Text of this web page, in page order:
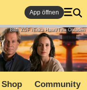
App öffnen
Bild: ZDF /Erika Hauri/Tina Obladen
Shop Community